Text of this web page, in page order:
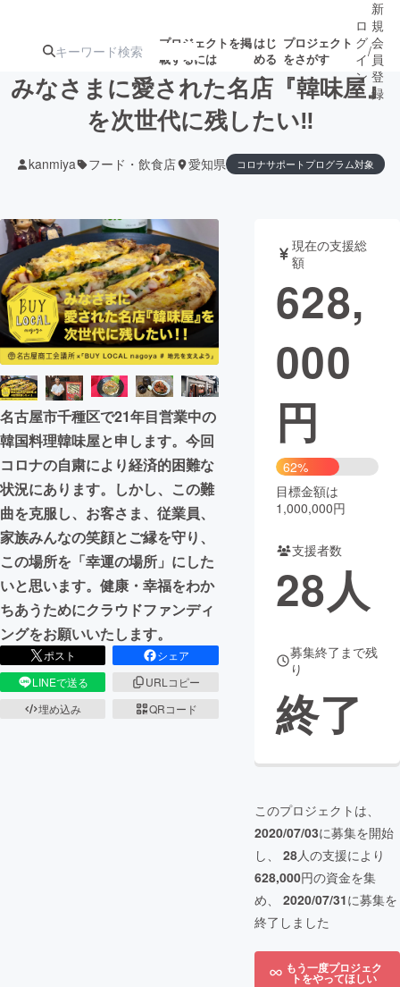
プロジェクトを掲
載するには
はじ
める
プロジェクト
をさがす
ジェクト
ターン
ジェクト
募集終了が近いプ
ロジェクト
もうすぐ公開
されます
アート・写真 音楽
テクノロジー・ガジェット ゲーム・サ
映像・映画
ビジネス・起業
まちづくり・地域活性化
CAMPFIRE for Social Good
CAMPFIRE Creation
CAMPFIREふるさと納税
コミュニティ
ロ
グ
イ
ン
/
新
規
会
員
登
録
みなさまに愛された名店『韓味屋』
を次世代に残したい‼︎
kanmiya フード・飲食店 愛知県 コロナサポートプログラム対象
名古屋市千種区で21年目営業中の
韓国料理韓味屋と申します。今回
コロナの自粛により経済的困難な
状況にあります。しかし、この難
曲を克服し、お客さま、従業員、
家族みんなの笑顔とご縁を守り、
この場所を「幸運の場所」にした
いと思います。健康・幸福をわか
ちあうためにクラウドファンディ
ングをお願いいたします。
ポスト
シェア
LINEで送る
URLコピー
埋め込み
QRコード
現在の支援総
額
628,
000
円
62%
目標金額は
1,000,000円
支援者数
28人
募集終了まで残
り
終了
このプロジェクトは、
2020/07/03に募集を開始
し、 28人の支援により
628,000円の資金を集
め、 2020/07/31に募集を
終了しました
もう一度プロジェク
トをやってほしい